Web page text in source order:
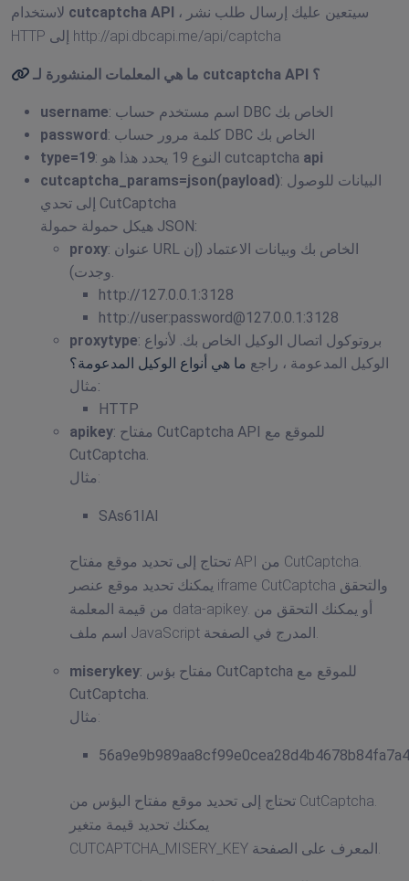
cutcaptcha API ، سيتعين عليك إرسال طلب نشر
HTTP إلى http://api.dbcapi.me/api/captcha
cutcaptcha API ؟
username
: اسم مستخدم حساب DBC الخاص بك
password
: كلمة مرور حساب DBC الخاص بك
type=19
: النوع 19 يحدد هذا هو cutcaptcha api
cutcaptcha_params=json(payload): البيانات للوصول
إلى تحدي CutCaptcha
هيكل حمولة حمولة JSON:
proxy: عنوان URL الخاص بك وبيانات الاعتماد (إن
وجدت).
http://127.0.0.1:3128
http://user:password@127.0.0.1 :3128
proxytype: بروتوكول اتصال الوكيل الخاص بك. لأنواع
الوكيل المدعومة ، راجع ما هي أنواع الوكيل المدعومة؟
مثال:
HTTP
apikey: مفتاح CutCaptcha API للموقع مع
CutCaptcha.
مثال:
SAs61IAI
تحتاج إلى تحديد موقع مفتاح API من CutCaptcha.
يمكنك تحديد موقع عنصر iframe CutCaptcha والتحقق
من قيمة المعلمة data-apikey. أو يمكنك التحقق من
اسم ملف JavaScript المدرج في الصفحة.
miserykey: مفتاح بؤس CutCaptcha للموقع مع
CutCaptcha.
مثال:
تحتاج إلى تحديد موقع مفتاح البؤس من CutCaptcha.
يمكنك تحديد قيمة متغير
CUTCAPTCHA_MISERY_KEY المعرف على الصفحة.